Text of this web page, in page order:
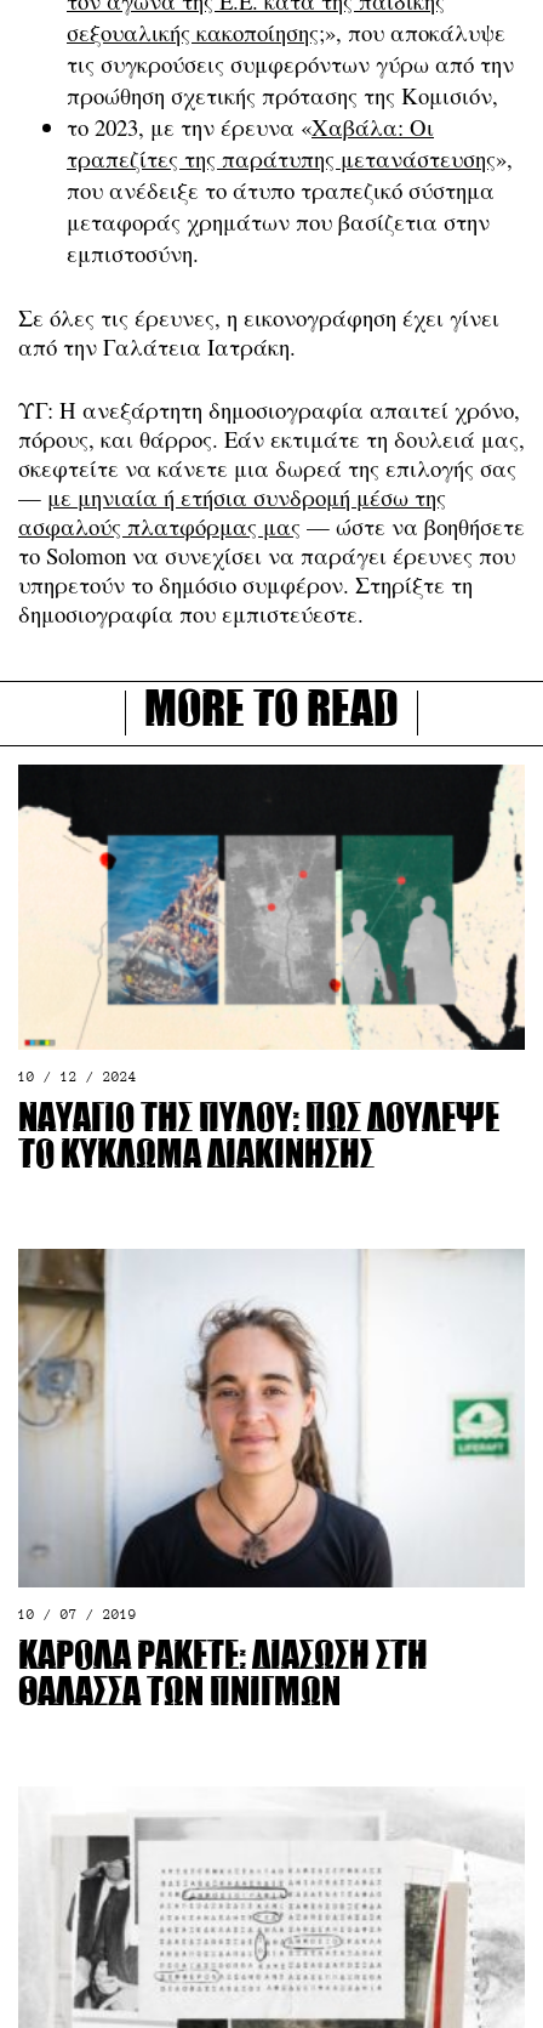
σεξουαλικής κακοποίησης;», που αποκάλυψε
τις συγκρούσεις συμφερόντων γύρω από την
προώθηση σχετικής πρότασης της Κομισιόν,
το 2023, με την έρευνα «Χαβάλα: Οι
τραπεζίτες της παράτυπης μετανάστευσης»,
που ανέδειξε το άτυπο τραπεζικό σύστημα
μεταφοράς χρημάτων που βασίζετια στην
εμπιστοσύνη.
Σε όλες τις έρευνες, η εικονογράφηση έχει γίνει
από την Γαλάτεια Ιατράκη.
ΥΓ: Η ανεξάρτητη δημοσιογραφία απαιτεί χρόνο,
πόρους, και θάρρος. Εάν εκτιμάτε τη δουλειά μας,
σκεφτείτε να κάνετε μια δωρεά της επιλογής σας
— με μηνιαία ή ετήσια συνδρομή μέσω της
ασφαλούς πλατφόρμας μας — ώστε να βοηθήσετε
το Solomon να συνεχίσει να παράγει έρευνες που
υπηρετούν το δημόσιο συμφέρον. Στηρίξτε τη
δημοσιογραφία που εμπιστεύεστε.
More to read
10 / 12 / 2024
Ναυάγιο της Πύλου: Πώς δούλεψε
το κύκλωμα διακίνησης
10 / 07 / 2019
Κάρολα Ρακέτε: διάσωση στη
θάλασσα των πνιγμών